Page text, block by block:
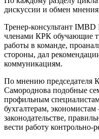
дискуссии и обмен
Тренер-консультант
членами КРК обучающие
работы в команде,
стороны, дал
коммуникациям.
По мнению
Самороднова подобные
профильным
бухгалтерам,
законодательстве,
вести работу